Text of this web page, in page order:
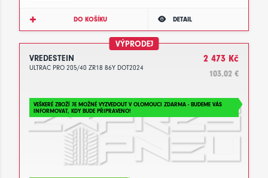
DO KOŠÍKU DETAIL
VÝPRODEJ
VREDESTEIN
ULTRAC PRO 205/40 ZR18 86Y DOT2024
2 473 Kč
103.02 €
VEŠKERÉ ZBOŽÍ JE MOŽNÉ VYZVEDOUT V OLOMOUCI ZDARMA - BUDEME VÁS
INFORMOVAT, KDY BUDE PŘIPRAVENO!